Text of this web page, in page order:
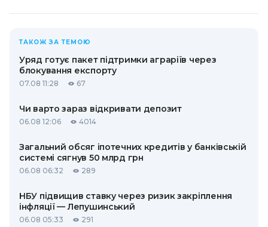
ТАКОЖ ЗА ТЕМОЮ
Уряд готує пакет підтримки аграріїв через
блокування експорту
07.08 11:28 67
Чи варто зараз відкривати депозит
06.08 12:06 4014
Загальний обсяг іпотечних кредитів у банківській
системі сягнув 50 млрд грн
06.08 06:32 289
НБУ підвищив ставку через ризик закріплення
інфляції — Лепушинський
06.08 05:33 291